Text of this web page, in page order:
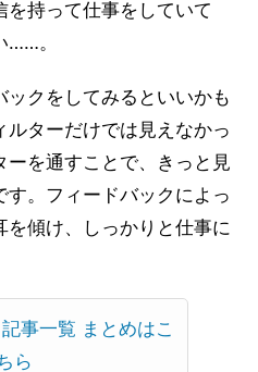
持って仕事をしていて
……。
クをしてみるといいかも
ルターだけでは見えなかっ
を通すことで、きっと見
す。フィードバックによっ
傾け、しっかりと仕事に
事一覧 まとめはこ
ら